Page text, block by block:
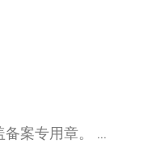
案专用章。 ...